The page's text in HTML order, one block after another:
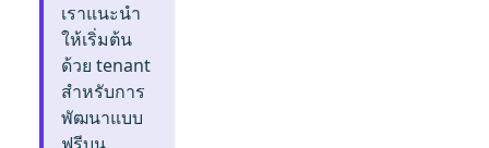
เราแนะนำ
ให้เริ่มต้น
ด้วย tenant
สำหรับการ
พัฒนาแบบ